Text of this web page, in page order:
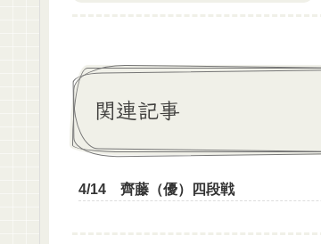
関連記事
4/14 齊藤（優）四段戦